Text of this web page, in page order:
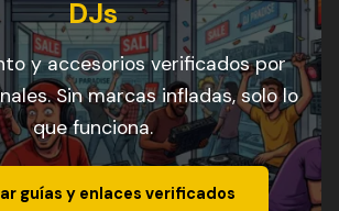
DJs
y accesorios verificados por
Sin marcas infladas, solo lo
que funciona.
guías y enlaces verificados